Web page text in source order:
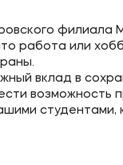
филиала
работа или
вклад в
возможность